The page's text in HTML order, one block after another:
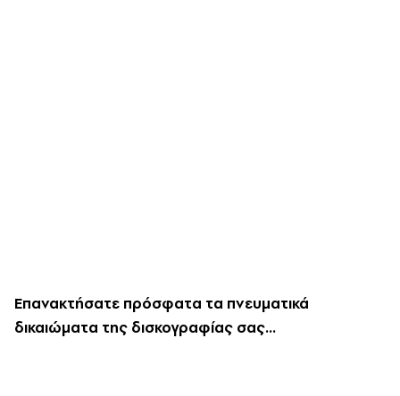
Επανακτήσατε πρόσφατα τα πνευματικά
δικαιώματα της δισκογραφίας σας…